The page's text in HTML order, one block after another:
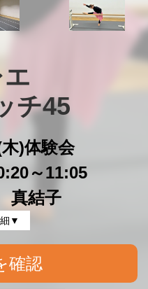
チ45
)体験会
～11:05
結子
▼
確認